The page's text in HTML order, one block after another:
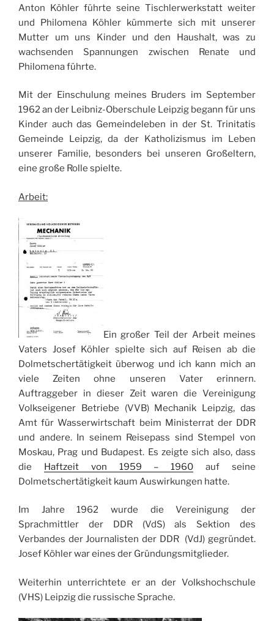
Anton Köhler führte seine Tischlerwerkstatt weiter
und Philomena Köhler kümmerte sich mit unserer
Mutter um uns Kinder und den Haushalt, was zu
wachsenden Spannungen zwischen Renate und
Philomena führte.
Mit der Einschulung meines Bruders im September
1962 an der Leibniz-Oberschule Leipzig begann für uns
Kinder auch das Gemeindeleben in der St. Trinitatis
Gemeinde Leipzig, da der Katholizismus im Leben
unserer Familie, besonders bei unseren Großeltern,
eine große Rolle spielte.
Arbeit:
Ein großer Teil der Arbeit meines
Vaters Josef Köhler spielte sich auf Reisen ab die
Dolmetschertätigkeit überwog und ich kann mich an
viele Zeiten ohne unseren Vater erinnern.
Auftraggeber in dieser Zeit waren die Vereinigung
Volkseigener Betriebe (VVB) Mechanik Leipzig, das
Amt für Wasserwirtschaft beim Ministerrat der DDR
und andere. In seinem Reisepass sind Stempel von
Moskau, Prag und Budapest. Es zeigte sich also, dass
die Haftzeit von 1959 – 1960 auf seine
Dolmetschertätigkeit kaum Auswirkungen hatte.
Im Jahre 1962 wurde die Vereinigung der
Sprachmittler der DDR (VdS) als Sektion des
Verbandes der Journalisten der DDR (VdJ) gegründet.
Josef Köhler war eines der Gründungsmitglieder.
Weiterhin unterrichtete er an der Volkshochschule
(VHS) Leipzig die russische Sprache.